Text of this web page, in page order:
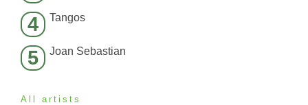
4 Tangos
5 Joan Sebastian
All artists